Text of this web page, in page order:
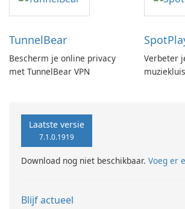
TunnelBear
Bescherm je online privacy
met TunnelBear VPN
Verbeter
Laatste versie
7.1.0.1919
Download nog niet beschikbaar. Voeg er
Blijf actueel